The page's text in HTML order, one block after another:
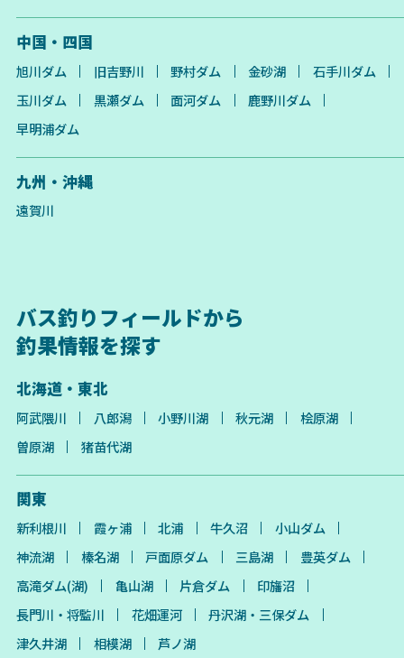
中国・四国
旭川ダム 旧吉野川 野村ダム 金砂湖
石手川ダム
玉川ダム
黒瀬ダム 面河ダム
鹿野川ダム
早明浦ダム
九州・沖縄
遠賀川
バス釣りフィールドから
釣果情報を探す
北海道・東北
阿武隈川 八郎潟 小野川湖 秋元湖
桧原湖
曽原湖
猪苗代湖
関東
新利根川 霞ヶ浦 北浦 牛久沼
小山ダム
神流湖
榛名湖 戸面原ダム 三島湖
豊英ダム
高滝ダム(湖)
亀山湖 片倉ダム
印旛沼
長門川・将監川
花畑運河
丹沢湖・三保ダム
津久井湖
相模湖 芦ノ湖